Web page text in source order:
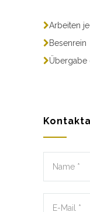
Arbeiten
Besenrein
Übergabe